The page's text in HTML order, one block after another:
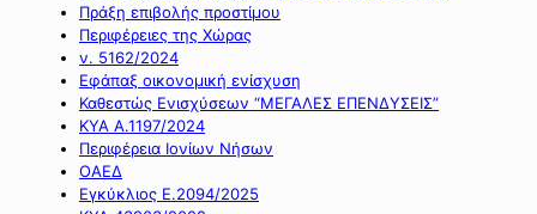
Πράξη επιβολής προστίμου
Περιφέρειες της Χώρας
ν. 5162/2024
Εφάπαξ οικονομική ενίσχυση
Καθεστώς Ενισχύσεων “ΜΕΓΑΛΕΣ ΕΠΕΝΔΥΣΕΙΣ”
ΚΥΑ Α.1197/2024
Περιφέρεια Ιονίων Νήσων
ΟΑΕΔ
Εγκύκλιος Ε.2094/2025